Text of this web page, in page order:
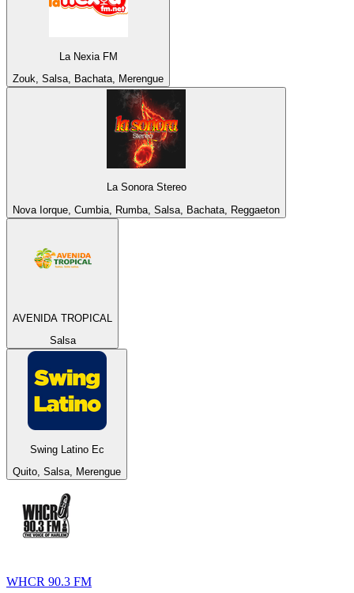
La Nexia FM
Zouk, Salsa, Bachata, Merengue
La Sonora Stereo
Nova Iorque, Cumbia, Rumba, Salsa, Bachata, Reggaeton
AVENIDA TROPICAL
Salsa
Swing Latino Ec
Quito, Salsa, Merengue
WHCR 90.3 FM